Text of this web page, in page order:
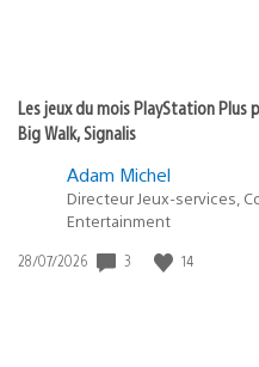
Les jeux du mois PlayStation Plus
Big Walk, Signalis
Adam Michel
Directeur Jeux-services,
Entertainment
Date
28/07/2026 3 14